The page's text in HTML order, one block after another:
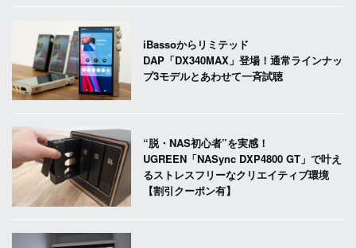
iBassoからリミテッド
DAP「DX340MAX」登場！通常ラインナッ
プ3モデルとあわせて一斉試聴
“脱・NAS初心者”を実感！
UGREEN「NASync DXP4800 GT」で叶え
るストレスフリーなクリエイティブ環境
【割引クーポン有】